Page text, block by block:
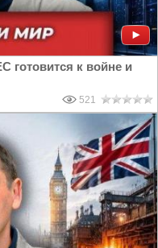
готовится к войне и
521